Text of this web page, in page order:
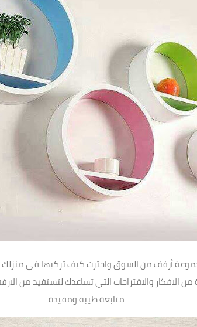
أرفف من السوق واحترت كيف تركبها في
الافكار والاقتراحات التي تساعدك لتستفيد من
متابعة طيبة ومفيدة